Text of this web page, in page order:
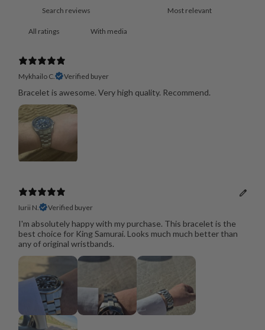
With media
Mykhailo C. Verified buyer
Bracelet is awesome. Very high quality. Recommend.
Iurii N. Verified buyer
I'm absolutely happy with my purchase. This bracelet is the
best choice for King Samurai. Looks much much better than
any of original wristbands.